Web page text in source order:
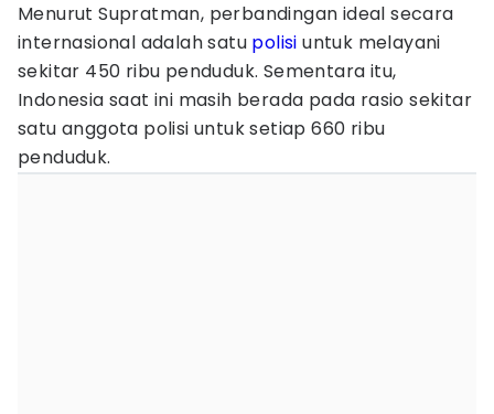
Menurut Supratman, perbandingan ideal secara
internasional adalah satu polisi untuk melayani
sekitar 450 ribu penduduk. Sementara itu,
Indonesia saat ini masih berada pada rasio sekitar
satu anggota polisi untuk setiap 660 ribu
penduduk.